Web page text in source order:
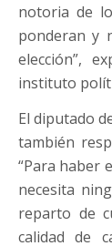
notoria de
ponderan y
elección”,
instituto
El diputado
también
“Para haber
necesita
reparto de
calidad de